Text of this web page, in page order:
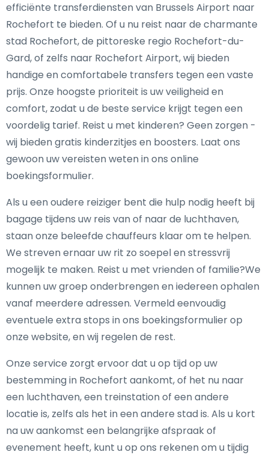
efficiënte transferdiensten van Brussels Airport naar
Rochefort te bieden. Of u nu reist naar de charmante
stad Rochefort, de pittoreske regio Rochefort-du-
Gard, of zelfs naar Rochefort Airport, wij bieden
handige en comfortabele transfers tegen een vaste
prijs. Onze hoogste prioriteit is uw veiligheid en
comfort, zodat u de beste service krijgt tegen een
voordelig tarief. Reist u met kinderen? Geen zorgen -
wij bieden gratis kinderzitjes en boosters. Laat ons
gewoon uw vereisten weten in ons online
boekingsformulier.
Als u een oudere reiziger bent die hulp nodig heeft bij
bagage tijdens uw reis van of naar de luchthaven,
staan onze beleefde chauffeurs klaar om te helpen.
We streven ernaar uw rit zo soepel en stressvrij
mogelijk te maken. Reist u met vrienden of familie?We
kunnen uw groep onderbrengen en iedereen ophalen
vanaf meerdere adressen. Vermeld eenvoudig
eventuele extra stops in ons boekingsformulier op
onze website, en wij regelen de rest.
Onze service zorgt ervoor dat u op tijd op uw
bestemming in Rochefort aankomt, of het nu naar
een luchthaven, een treinstation of een andere
locatie is, zelfs als het in een andere stad is. Als u kort
na uw aankomst een belangrijke afspraak of
evenement heeft, kunt u op ons rekenen om u tijdig